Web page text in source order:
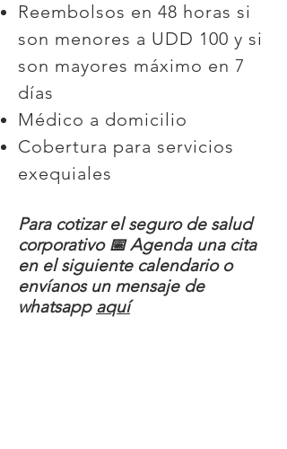
Reembolsos en 48 horas si
son menores a UDD 100 y si
son mayores máximo en 7
días
Médico a domicilio
Cobertura para servicios
exequiales
Para cotizar el seguro de salud
corporativo 📅 Agenda una cita
en el siguiente calendario o
envíanos un mensaje de
whatsapp aquí